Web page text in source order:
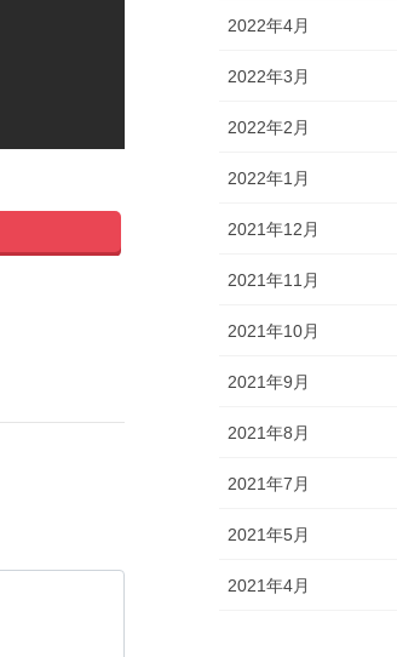
2022年4月
2022年3月
2022年2月
2022年1月
2021年12月
2021年11月
2021年10月
2021年9月
2021年8月
2021年7月
2021年5月
2021年4月